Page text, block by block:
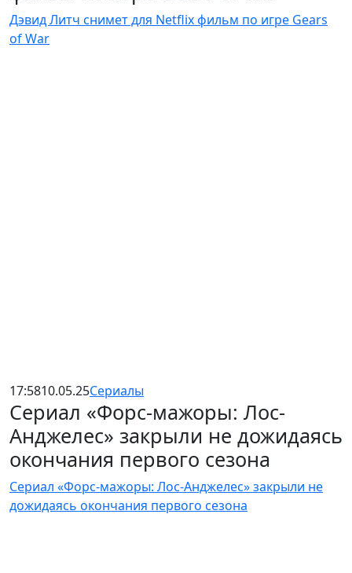
Дэвид Литч снимет для Netflix фильм по игре Gears
of War
17:5810.05.25Сериалы
Сериал «Форс-мажоры: Лос-
Анджелес» закрыли не дожидаясь
окончания первого сезона
Сериал «Форс-мажоры: Лос-Анджелес» закрыли не
дожидаясь окончания первого сезона